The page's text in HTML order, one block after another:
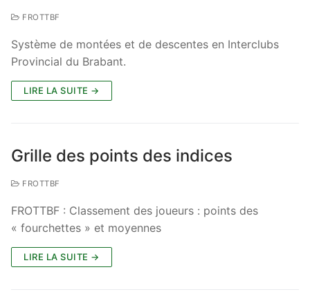
FROTTBF
Système de montées et de descentes en Interclubs
Provincial du Brabant.
LIRE LA SUITE →
Grille des points des indices
FROTTBF
FROTTBF : Classement des joueurs : points des
« fourchettes » et moyennes
LIRE LA SUITE →